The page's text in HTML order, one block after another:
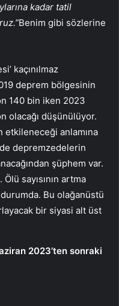
kadar tatil
Benim gibi sözlerine
kaçınılmaz
deprem bölgesinin
140 bin iken 2023
olacağı düşünülüyor.
etkileneceği anlamına
depremzedelerin
şüphem var.
sayısının artma
Bu olağanüstü
bir siyasi alt üst
2023’ten sonraki